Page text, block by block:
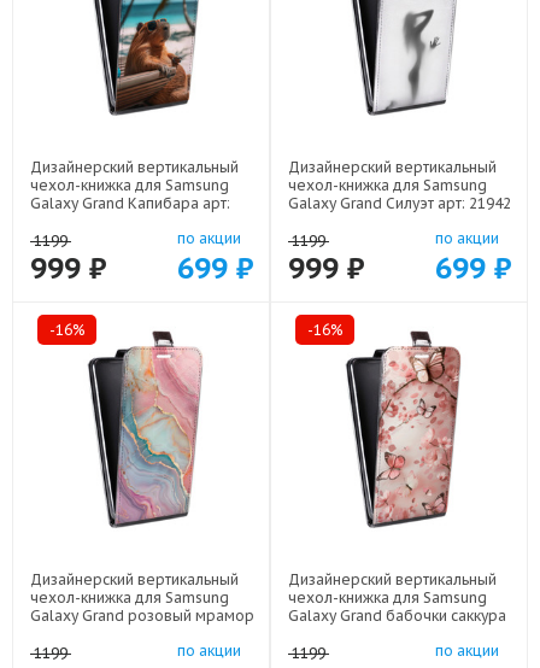
Дизайнерский вертикальный
чехол-книжка для Samsung
Galaxy Grand Капибара арт:
1199
999 ₽
по акции
699 ₽
Дизайнерский вертикальный
чехол-книжка для Samsung
Galaxy Grand Силуэт арт: 21942
1199
999 ₽
по акции
699 ₽
-16%
Дизайнерский вертикальный
чехол-книжка для Samsung
Galaxy Grand розовый мрамор
1199
по акции
-16%
Дизайнерский вертикальный
чехол-книжка для Samsung
Galaxy Grand бабочки саккура
1199
по акции